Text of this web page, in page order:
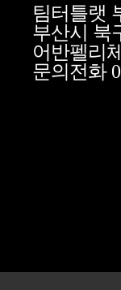
팀터틀랫
부산시 북
어반펠리
문의전화